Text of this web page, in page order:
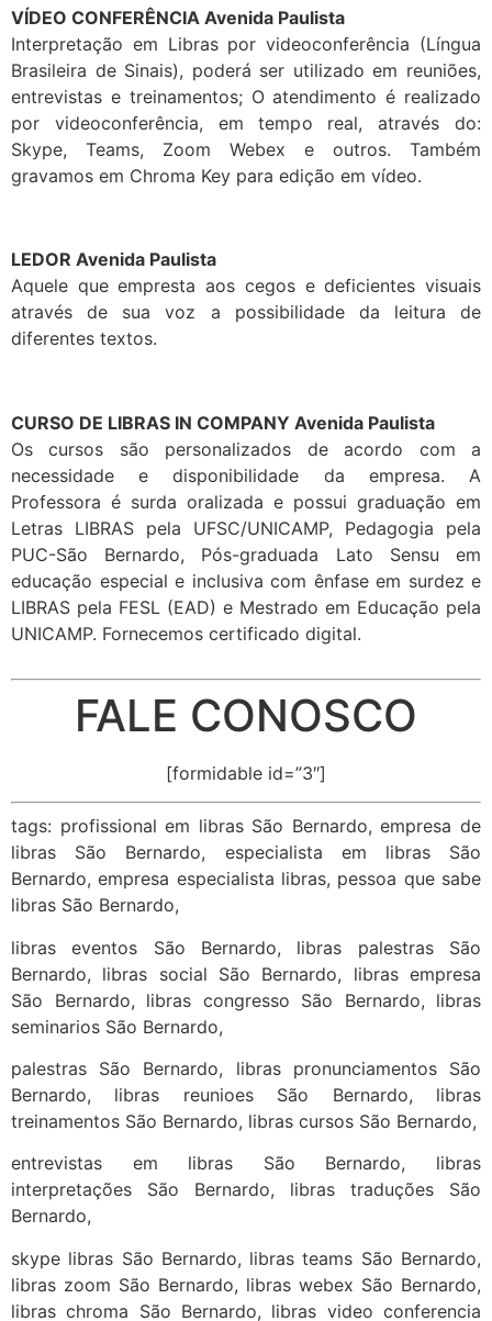
VÍDEO CONFERÊNCIA Avenida Paulista
Interpretação em Libras por videoconferência (Língua
Brasileira de Sinais), poderá ser utilizado em reuniões,
entrevistas e treinamentos; O atendimento é realizado
por videoconferência, em tempo real, através do:
Skype, Teams, Zoom Webex e outros. Também
gravamos em Chroma Key para edição em vídeo.
LEDOR Avenida Paulista
Aquele que empresta aos cegos e deficientes visuais
através de sua voz a possibilidade da leitura de
diferentes textos.
CURSO DE LIBRAS IN COMPANY Avenida Paulista
Os cursos são personalizados de acordo com a
necessidade e disponibilidade da empresa. A
Professora é surda oralizada e possui graduação em
Letras LIBRAS pela UFSC/UNICAMP, Pedagogia pela
PUC-São Bernardo, Pós-graduada Lato Sensu em
educação especial e inclusiva com ênfase em surdez e
LIBRAS pela FESL (EAD) e Mestrado em Educação pela
UNICAMP. Fornecemos certificado digital.
FALE CONOSCO
[formidable id=”3″]
tags: profissional em libras São Bernardo, empresa de
libras São Bernardo, especialista em libras São
Bernardo, empresa especialista libras, pessoa que sabe
libras São Bernardo,
libras eventos São Bernardo, libras palestras São
Bernardo, libras social São Bernardo, libras empresa
São Bernardo, libras congresso São Bernardo, libras
seminarios São Bernardo,
palestras São Bernardo, libras pronunciamentos São
Bernardo, libras reunioes São Bernardo, libras
treinamentos São Bernardo, libras cursos São Bernardo,
entrevistas em libras São Bernardo, libras
interpretações São Bernardo, libras traduções São
Bernardo,
skype libras São Bernardo, libras teams São Bernardo,
libras zoom São Bernardo, libras webex São Bernardo,
libras chroma São Bernardo, libras video conferencia